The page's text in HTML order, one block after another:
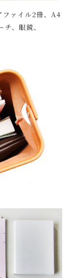
ファイル2冊、A4
、眼鏡、